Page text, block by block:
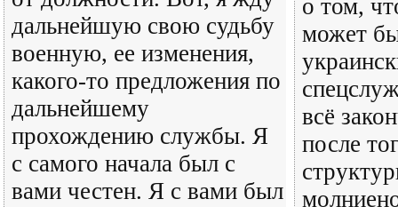
дальнейшую свою судьбу
военную, ее изменения,
какого-то предложения по
дальнейшему
прохождению службы. Я
с самого начала был с
вами честен. Я с вами был
о том,
может
всё
после